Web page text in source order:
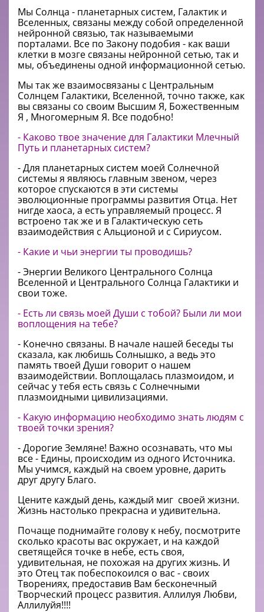
Мы Солнца - планетарных систем, Галактик и
Вселенных, связаны между собой определенной
нейронной связью, так называемыми
порталами. Все по Закону подобия - как ваши
клетки в мозге связаны нейронной сетью, так и
мы, объединены одной информационной сетью.
Мы так же взаимосвязаны с Центральным
Солнцем Галактики, Вселенной, точно также, как
вы связаны со своим Высшим Я, Божественным
Я , Многомерным Я. Все подобно!
- Каково твое значение для Галактики Млечный
Путь и планетарных систем?
- Для планетарных систем моей Солнечной
системы я являюсь главным звеном, через
которое спускаются в эти системы
эволюционные программы развития Отца. Нет
нигде хаоса, а есть управляемый процесс. Я
встроено так же и в Галактическую сеть
взаимодействия с Альционой и с Сириусом.
- Какие и чьи энергии ты проводишь?
- Энергии Великого Центрального Солнца
Вселенной и Центрального Солнца Галактики и
свои тоже.
- Есть ли связь моей Души с тобой? Были ли мои
воплощения на тебе?
- Конечно связаны. В начале нашей беседы ты
сказала, как любишь Солнышко, а ведь это
память твоей Души говорит о нашем
взаимодействии. Воплощалась плазмоидом, и
сейчас у тебя есть связь с Солнечными
плазмоидными цивилизациями.
- Какую информацию необходимо знать людям с
твоей точки зрения?
- Дорогие Земляне! Важно осознавать, что мы
все - Едины, происходим из одного Источника.
Мы учимся, каждый на своем уровне, дарить
друг другу Благо.
Цените каждый день, каждый миг своей жизни.
Жизнь настолько прекрасна и удивительна.
Почаще поднимайте голову к небу, посмотрите
сколько красоты вас окружает, и на каждой
светящейся точке в небе, есть своя,
удивительная, не похожая на других жизнь. И
это Отец так побеспокоился о вас - своих
Творениях, предоставив Вам бесконечный
Творческий процесс развития. Аллилуя Любви,
Аллилуйя!!!!